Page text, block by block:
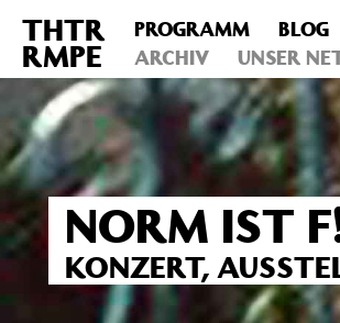
Deprecated : Die Funktion post_permalink
includes/functions.phpon line6031
THTR
RMPE
PROGRAMM BLOG
ARCHIV
UNSER
NORM IST
KONZERT,